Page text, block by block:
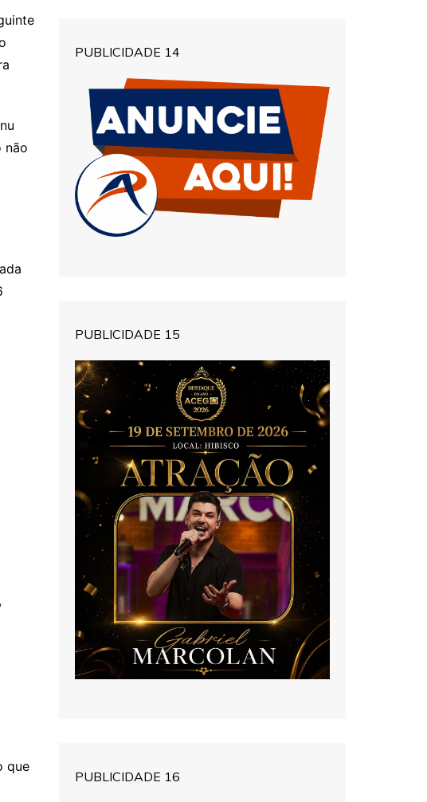
não
que
PUBLICIDADE 14
PUBLICIDADE 15
PUBLICIDADE 16